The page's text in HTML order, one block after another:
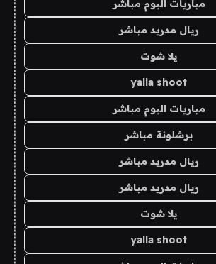
مباريات اليوم مباشر
ريال مدريد مباشر
يلا شوت
yalla shoot
مباريات اليوم مباشر
برشلونة مباشر
ريال مدريد مباشر
ريال مدريد مباشر
يلا شوت
yalla shoot